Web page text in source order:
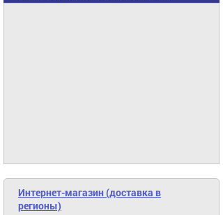
Интернет-магазин (доставка в
регионы)